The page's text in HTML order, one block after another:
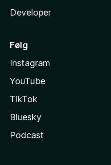
Developer
Følg
Instagram
YouTube
TikTok
Bluesky
Podcast